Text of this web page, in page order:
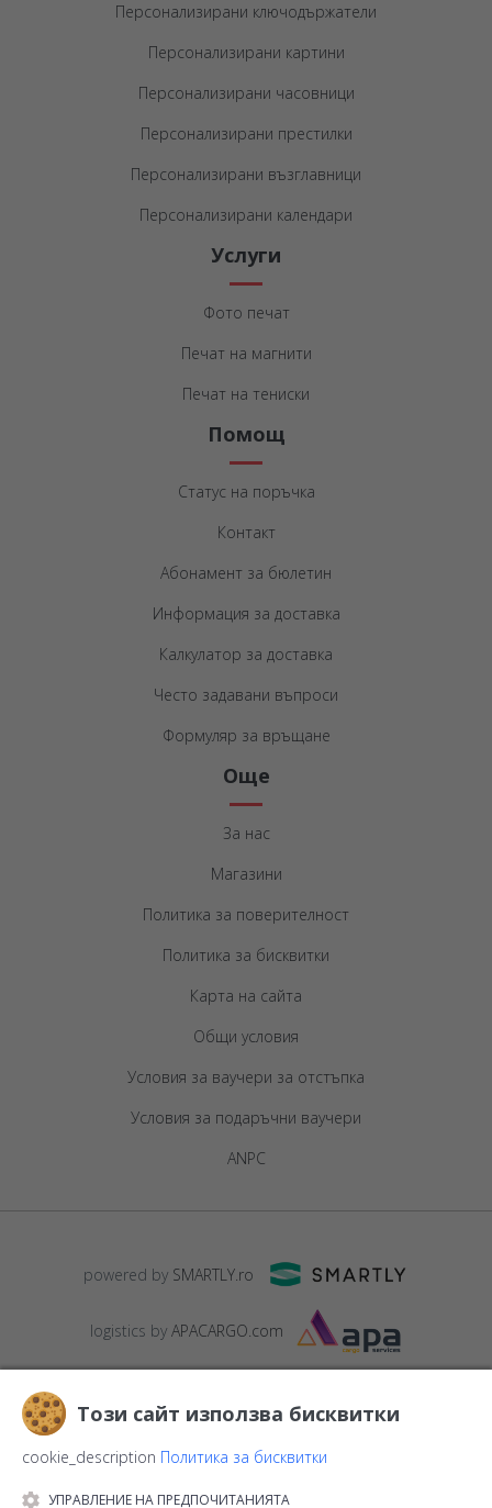
Персонализирани ключодържатели
Персонализирани картини
Персонализирани часовници
Персонализирани престилки
Персонализирани възглавници
Персонализирани календари
Услуги
Фото печат
Печат на магнити
Печат на тениски
Помощ
Статус на поръчка
Контакт
Абонамент за бюлетин
Информация за доставка
Калкулатор за доставка
Често задавани въпроси
Формуляр за връщане
Още
За нас
Магазини
Политика за поверителност
Политика за бисквитки
Карта на сайта
Общи условия
Условия за ваучери за отстъпка
Условия за подаръчни ваучери
ANPC
powered by SMARTLY.ro
logistics by APACARGO.com
Този сайт използва бисквитки
cookie_description Политика за бисквитки
УПРАВЛЕНИЕ НА ПРЕДПОЧИТАНИЯТА